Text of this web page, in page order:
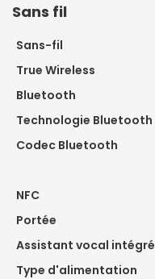
Sans fil
Sans-fil
True Wireless
Bluetooth
Technologie Bluetooth
Codec Bluetooth
NFC
Portée
Assistant vocal intégré
Type d'alimentation